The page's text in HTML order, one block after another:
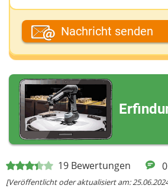
19 Bewertungen 0
[Veröffentlicht oder aktualisiert am:
Dein Fantasiename
Deine E-Mail-Adresse (wenn du
möchtest)
Deine Nachricht
Nachricht senden